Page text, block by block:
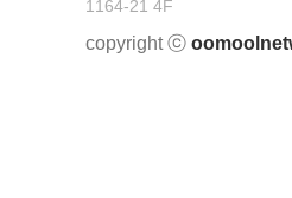
1164-21 4F
copyright ⓒ